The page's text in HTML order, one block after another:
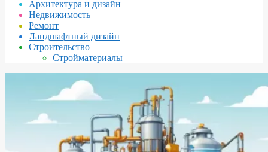
Архитектура и дизайн
Недвижимость
Ремонт
Ландшафтный дизайн
Строительство
Стройматериалы